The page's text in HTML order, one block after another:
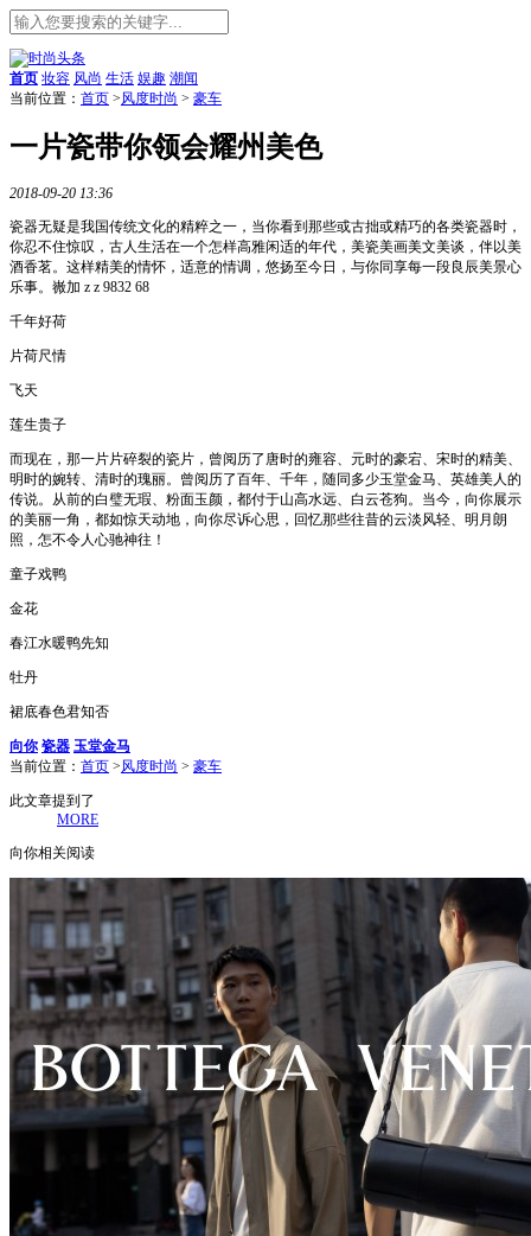
首页 妆容 风尚 生活 娱趣 潮闻
当前位置： 首页 >风度时尚 > 豪车
一片瓷带你领会耀州美色
2018-09-20 13:36
瓷器无疑是我国传统文化的精粹之一，当你看到那些或古拙或精巧的各类瓷器时，
你忍不住惊叹，古人生活在一个怎样高雅闲适的年代，美瓷美画美文美谈，伴以美
酒香茗。这样精美的情怀，适意的情调，悠扬至今日，与你同享每一段良辰美景心
乐事。嶶加 z z 9832 68
千年好荷
片荷尺情
飞天
莲生贵子
而现在，那一片片碎裂的瓷片，曾阅历了唐时的雍容、元时的豪宕、宋时的精美、
明时的婉转、清时的瑰丽。曾阅历了百年、千年，随同多少玉堂金马、英雄美人的
传说。从前的白璧无瑕、粉面玉颜，都付于山高水远、白云苍狗。当今，向你展示
的美丽一角，都如惊天动地，向你尽诉心思，回忆那些往昔的云淡风轻、明月朗
照，怎不令人心驰神往！
童子戏鸭
金花
春江水暖鸭先知
牡丹
裙底春色君知否
向你 瓷器 玉堂金马
当前位置： 首页 >风度时尚 > 豪车
此文章提到了
MORE
向你相关阅读